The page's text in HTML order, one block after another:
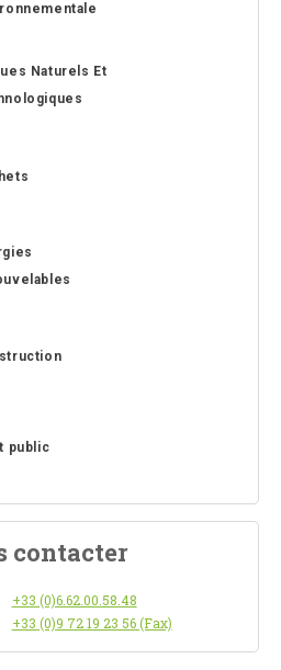
Naturels Et
public
contacter
+33 (0)6.62.00.58.48
+33 (0)9 72 19 23 56 (Fax)